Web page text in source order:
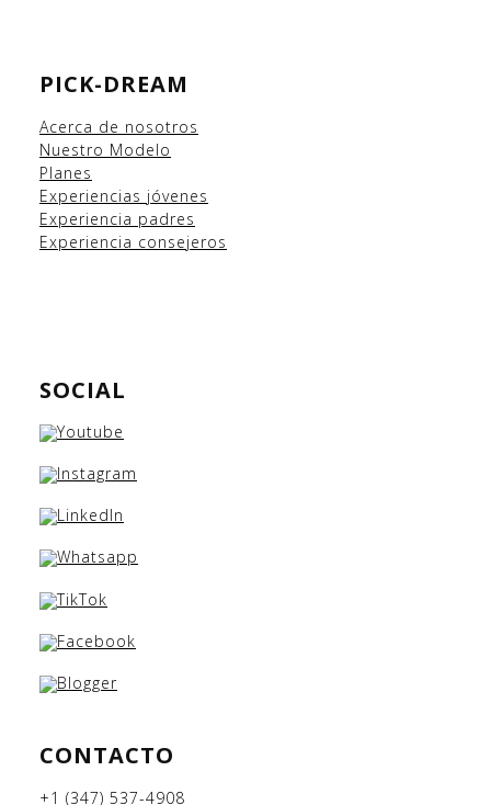
PICK-DREAM
Acerca de nosotros
Nuestro Modelo
Planes
Experiencias jóvenes
Experiencia padres
Experiencia consejeros
SOCIAL
CONTACTO
+1 (347) 537-4908